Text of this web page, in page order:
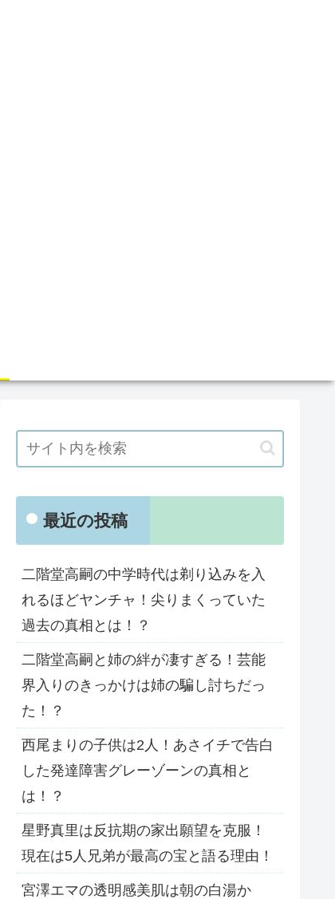
最近の投稿
二階堂高嗣の中学時代は剃り込みを入
れるほどヤンチャ！尖りまくっていた
過去の真相とは！？
二階堂高嗣と姉の絆が凄すぎる！芸能
界入りのきっかけは姉の騙し討ちだっ
た！？
西尾まりの子供は2人！あさイチで告白
した発達障害グレーゾーンの真相と
は！？
星野真里は反抗期の家出願望を克服！
現在は5人兄弟が最高の宝と語る理由！
宮澤エマの透明感美肌は朝の白湯か